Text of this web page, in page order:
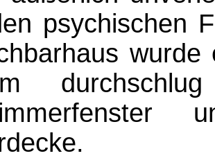
psychischen
wurde